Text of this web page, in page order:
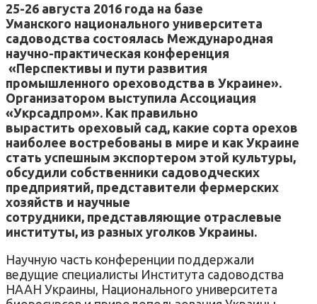
25-26 августа 2016 года на базе
Уманского национального университета
садоводства состоялась Международная
научно-практическая конференция
«Перспективы и пути развития
промышленного ореховодства в Украине».
Организатором выступила Ассоциация
«Укрсадпром». Как правильно
вырастить ореховый сад, какие сорта орехов
наиболее востребованы в мире и как Украине
стать успешным экспортером этой культуры,
обсудили собственники садоводческих
предприятий, представители фермерских
хозяйств и научные
сотрудники, представляющие отраслевые
институты, из разных уголков Украины.
Научную часть конференции поддержали
ведущие специалисты Института садоводства
НААН Украины, Национального университета